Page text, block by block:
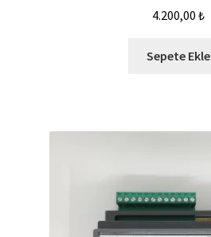
4.200,00 ₺
Sepete Ekle